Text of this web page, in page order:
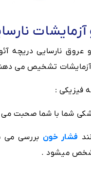
نارسایی دریچه
آزمایشات تشخیص می
فیزیکی :
شما با شما صحبت
فشار خون بررسی می
میشود .